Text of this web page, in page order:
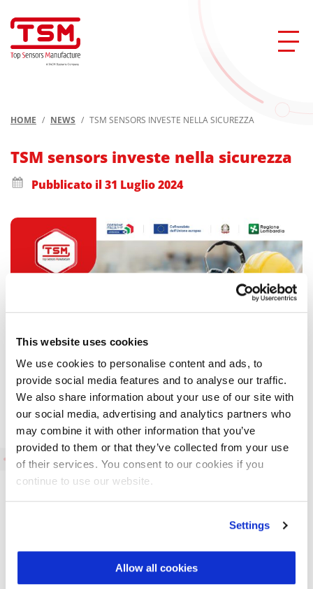
This website uses cookies
We use cookies to personalise content and ads, to
provide social media features and to analyse our traffic.
We also share information about your use of our site with
our social media, advertising and analytics partners who
may combine it with other information that you’ve
provided to them or that they’ve collected from your use
of their services. You consent to our cookies if you
continue to use our website.
Settings
Allow all cookies
HOME / NEWS / TSM SENSORS INVESTE NELLA SICUREZZA
TSM sensors investe nella sicurezza
Pubblicato il 31 Luglio 2024
TSM sensors mette in primo piano la sicurezza dei
propri dipendenti! Nel corso di quest’anno, il nostro
team sta partecipando a un corso online sulla norma
ISO 45001, lo standard internazionale per la salute e
sicurezza sul lavoro.
Perché questa scelta? Vogliamo creare un ambiente di
lavoro ancora più sicuro e salubre per tutti. Il corso,
tenuto dal Dott. Arini Francesco e offerto da Area ISO
sicurezza, ridurre i rischi e prevenire gli infortuni. Il
tutto con la comodità della formazione online!